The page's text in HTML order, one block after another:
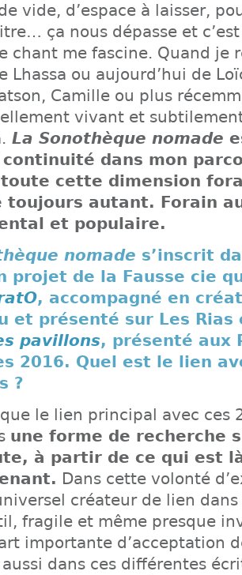
vide, d’espace à laisser,
ça nous dépasse et
chant me fascine. Quand je
Lhassa ou aujourd’hui de
Camille ou plus
vivant et
La Sonothèque nomade
dans mon
cette dimension
toujours autant. Forain
et populaire.
nomade s’inscrit
projet de la Fausse cie
, accompagné en
et présenté sur Les
pavillons, présenté aux
2016. Quel est le lien
?
le lien principal avec ces
une forme de recherche
à partir de ce qui est
Dans cette volonté
créateur de lien dans
fragile et même presque
importante d’acceptation
dans ces différentes